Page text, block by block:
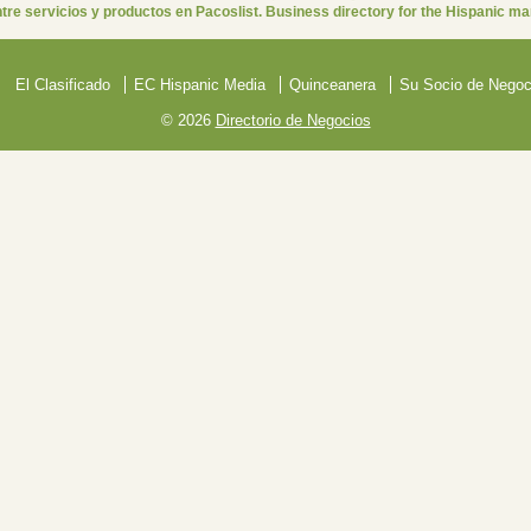
servicios y productos en Pacoslist. Business directory for the Hispanic
El Clasificado EC Hispanic Media Quinceanera
Su Socio de
© 2026 Directorio de Negocios